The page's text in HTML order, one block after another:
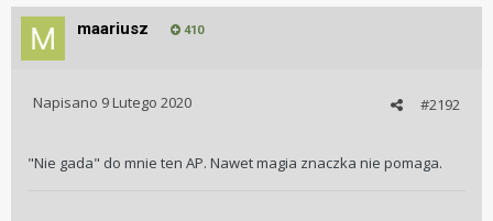
maariusz 410
#2192
Napisano 9 Lutego 2020
"Nie gada" do mnie ten AP. Nawet magia znaczka nie pomaga.